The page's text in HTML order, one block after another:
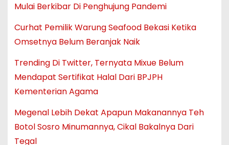
Mulai Berkibar Di Penghujung Pandemi
Curhat Pemilik Warung Seafood Bekasi Ketika
Omsetnya Belum Beranjak Naik
Trending Di Twitter, Ternyata Mixue Belum
Mendapat Sertifikat Halal Dari BPJPH
Kementerian Agama
Megenal Lebih Dekat Apapun Makanannya Teh
Botol Sosro Minumannya, Cikal Bakalnya Dari
Tegal